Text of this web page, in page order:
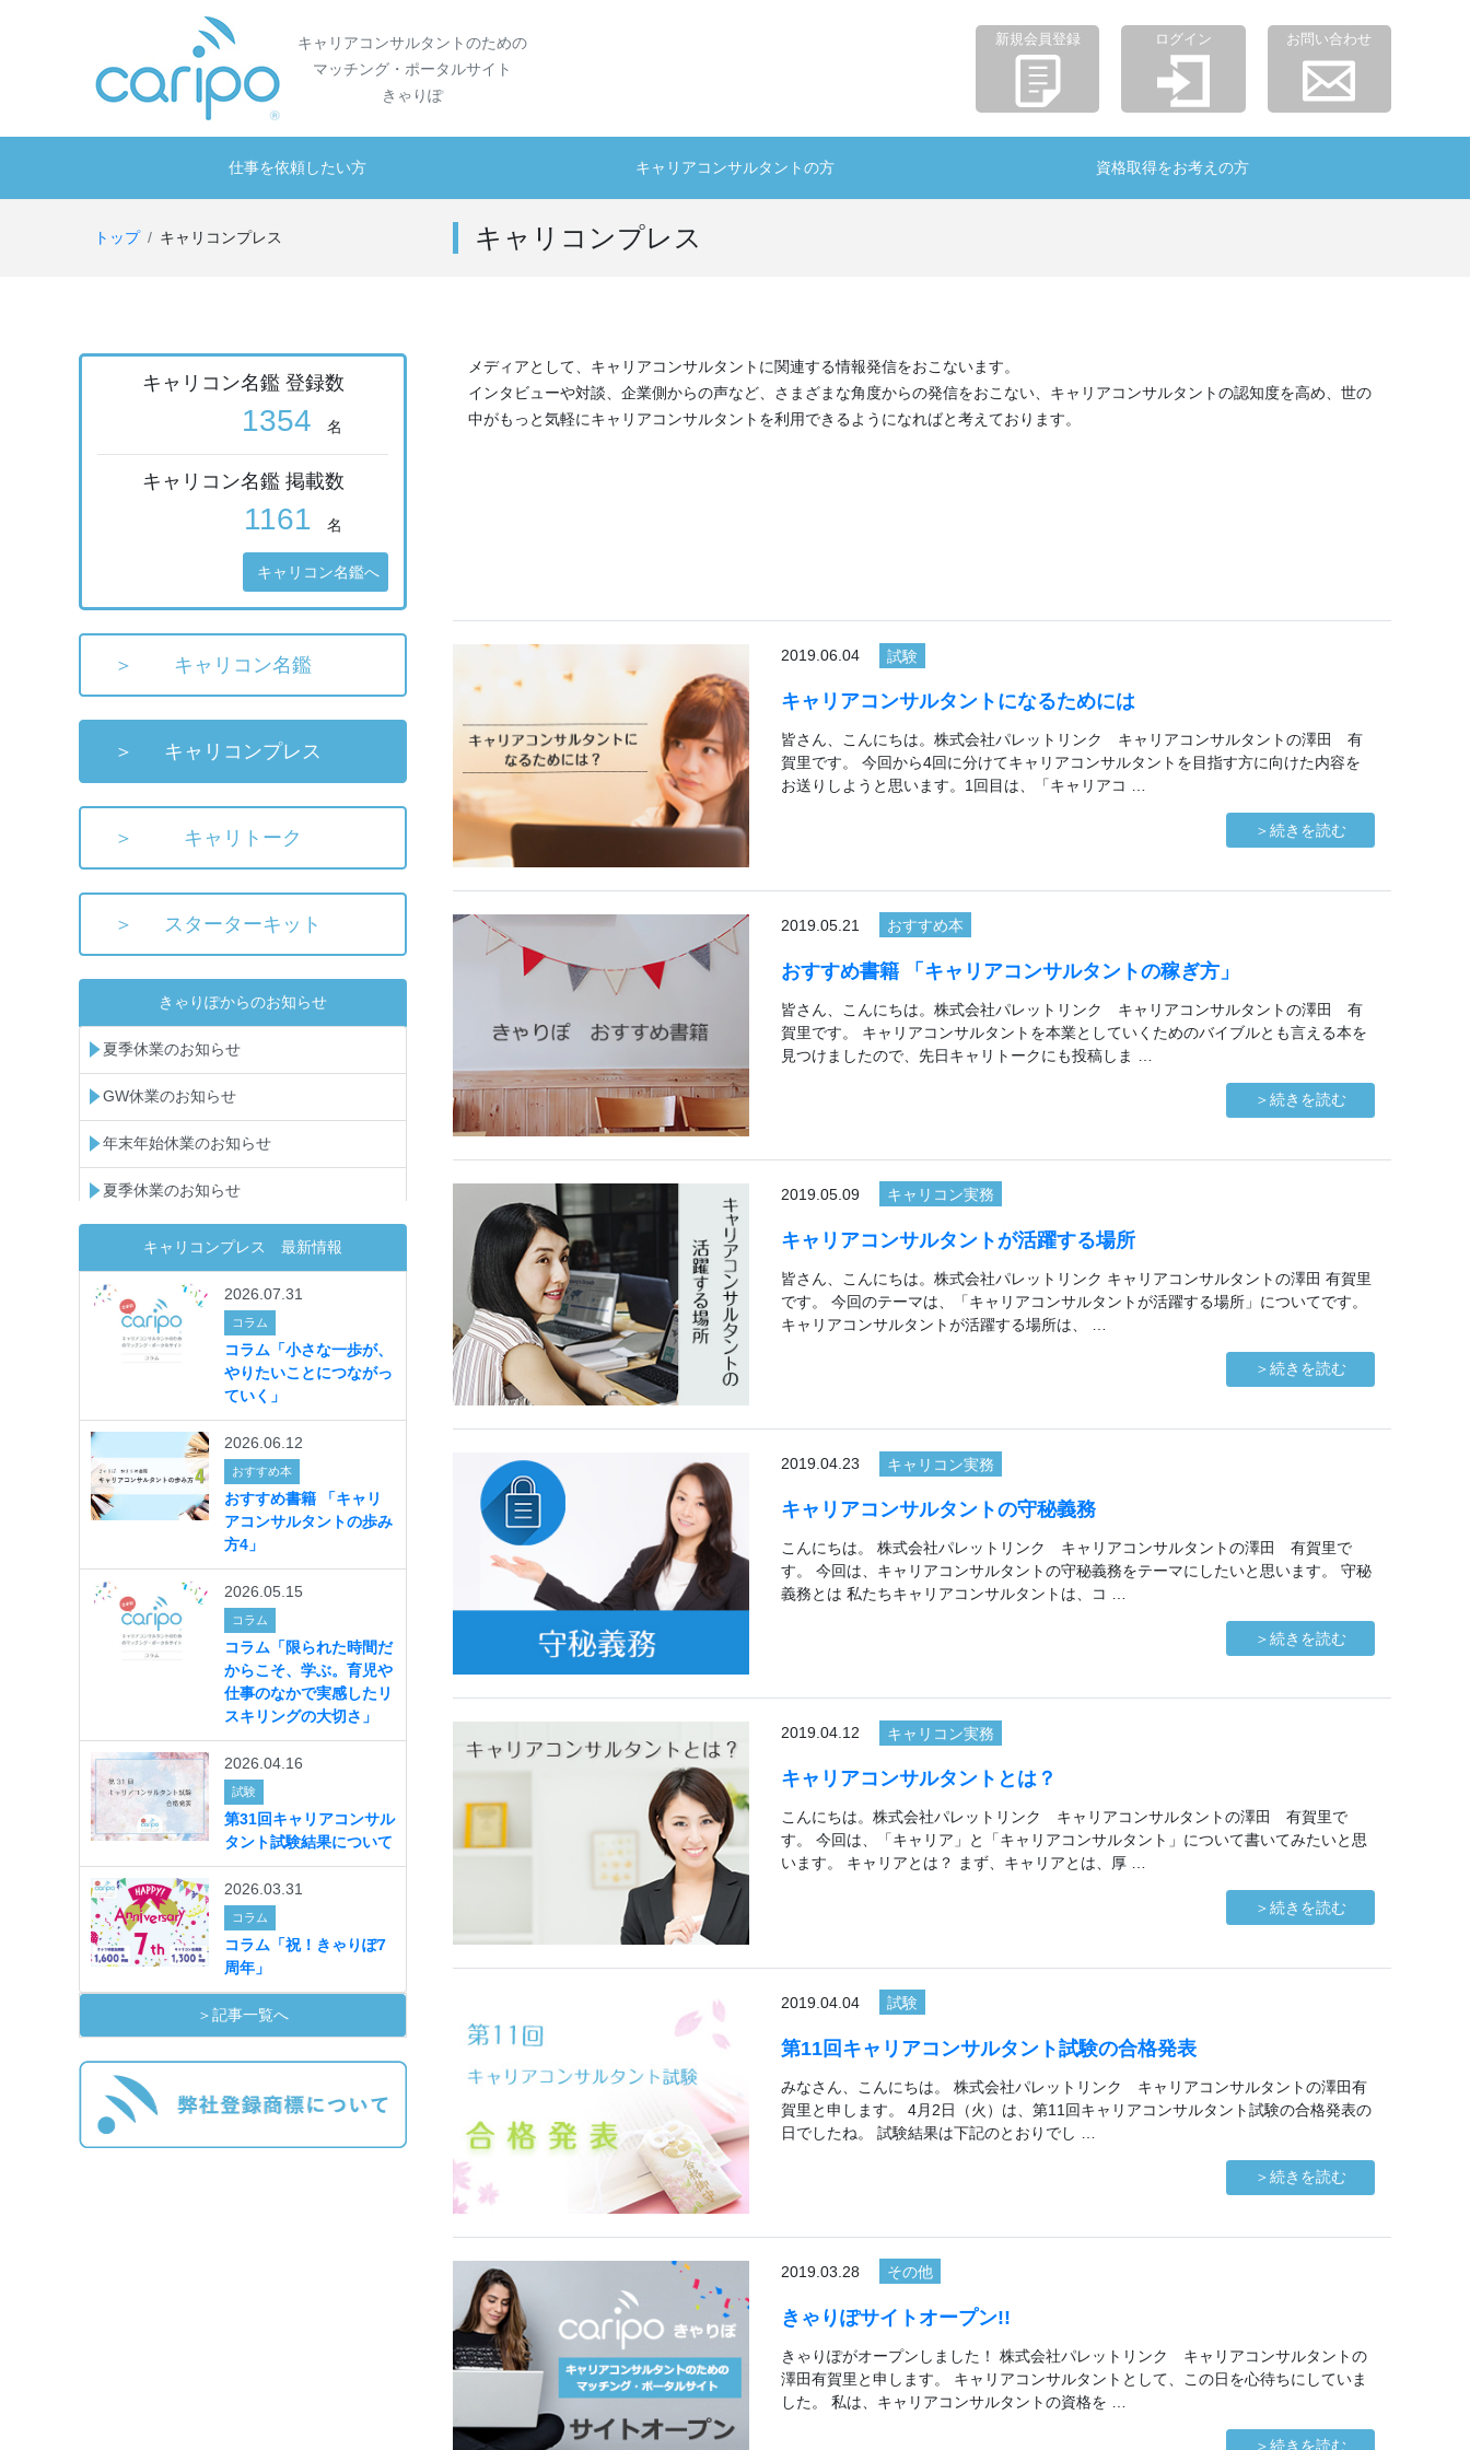
キャリアコンサルタントのための
マッチング・ポータルサイト
きゃりぽ
新規会員登録 ログイン お問い合わせ
仕事を依頼したい方 キャリアコンサルタントの方 資格取得をお考えの方
トップ キャリコンプレス キャリコンプレス
キャリコン名鑑 登録数
1354 名
キャリコン名鑑 掲載数
1161 名
キャリコン名鑑へ
キャリコン名鑑
キャリコンプレス
キャリトーク
スターターキット
きゃりぽからのお知らせ
夏季休業のお知らせ
GW休業のお知らせ
年末年始休業のお知らせ
夏季休業のお知らせ
GW休業のお知らせ
年末年始休業のお知らせ
夏季休業のお知らせ
GW休業のお知らせ
年末年始休業のお知らせ
夏季休業のお知らせ
キャリコンプレス 最新情報
2026.07.31
コラム
コラム「小さな一歩が、
やりたいことにつながっ
ていく」
2026.06.12
おすすめ本
おすすめ書籍 「キャリ
アコンサルタントの歩み
方4」
2026.05.15
コラム
コラム「限られた時間だ
からこそ、学ぶ。育児や
仕事のなかで実感したリ
スキリングの大切さ」
2026.04.16
試験
第31回キャリアコンサル
タント試験結果について
2026.03.31
コラム
コラム「祝！きゃりぽ7
周年」
＞記事一覧へ
メディアとして、キャリアコンサルタントに関連する情報発信をおこないます。
インタビューや対談、企業側からの声など、さまざまな角度からの発信をおこない、キャリアコンサルタントの認知度を高め、世の
中がもっと気軽にキャリアコンサルタントを利用できるようになればと考えております。
2019.06.04 試験
キャリアコンサルタントになるためには
皆さん、こんにちは。株式会社パレットリンク キャリアコンサルタントの澤田 有
賀里です。 今回から4回に分けてキャリアコンサルタントを目指す方に向けた内容を
お送りしようと思います。1回目は、「キャリアコ …
＞続きを読む
2019.05.21 おすすめ本
おすすめ書籍 「キャリアコンサルタントの稼ぎ方」
皆さん、こんにちは。株式会社パレットリンク キャリアコンサルタントの澤田 有
賀里です。 キャリアコンサルタントを本業としていくためのバイブルとも言える本を
見つけましたので、先日キャリトークにも投稿しま …
＞続きを読む
2019.05.09 キャリコン実務
キャリアコンサルタントが活躍する場所
皆さん、こんにちは。株式会社パレットリンク キャリアコンサルタントの澤田 有賀里
です。 今回のテーマは、「キャリアコンサルタントが活躍する場所」についてです。
キャリアコンサルタントが活躍する場所は、 …
＞続きを読む
2019.04.23 キャリコン実務
キャリアコンサルタントの守秘義務
こんにちは。 株式会社パレットリンク キャリアコンサルタントの澤田 有賀里で
す。 今回は、キャリアコンサルタントの守秘義務をテーマにしたいと思います。 守秘
義務とは 私たちキャリアコンサルタントは、コ …
＞続きを読む
2019.04.12 キャリコン実務
キャリアコンサルタントとは？
こんにちは。株式会社パレットリンク キャリアコンサルタントの澤田 有賀里で
す。 今回は、「キャリア」と「キャリアコンサルタント」について書いてみたいと思
います。 キャリアとは？ まず、キャリアとは、厚 …
＞続きを読む
2019.04.04 試験
第11回キャリアコンサルタント試験の合格発表
みなさん、こんにちは。 株式会社パレットリンク キャリアコンサルタントの澤田有
賀里と申します。 4月2日（火）は、第11回キャリアコンサルタント試験の合格発表の
日でしたね。 試験結果は下記のとおりでし …
＞続きを読む
2019.03.28 その他
きゃりぽサイトオープン!!
きゃりぽがオープンしました！ 株式会社パレットリンク キャリアコンサルタントの
澤田有賀里と申します。 キャリアコンサルタントとして、この日を心待ちにしていま
した。 私は、キャリアコンサルタントの資格を …
＞続きを読む